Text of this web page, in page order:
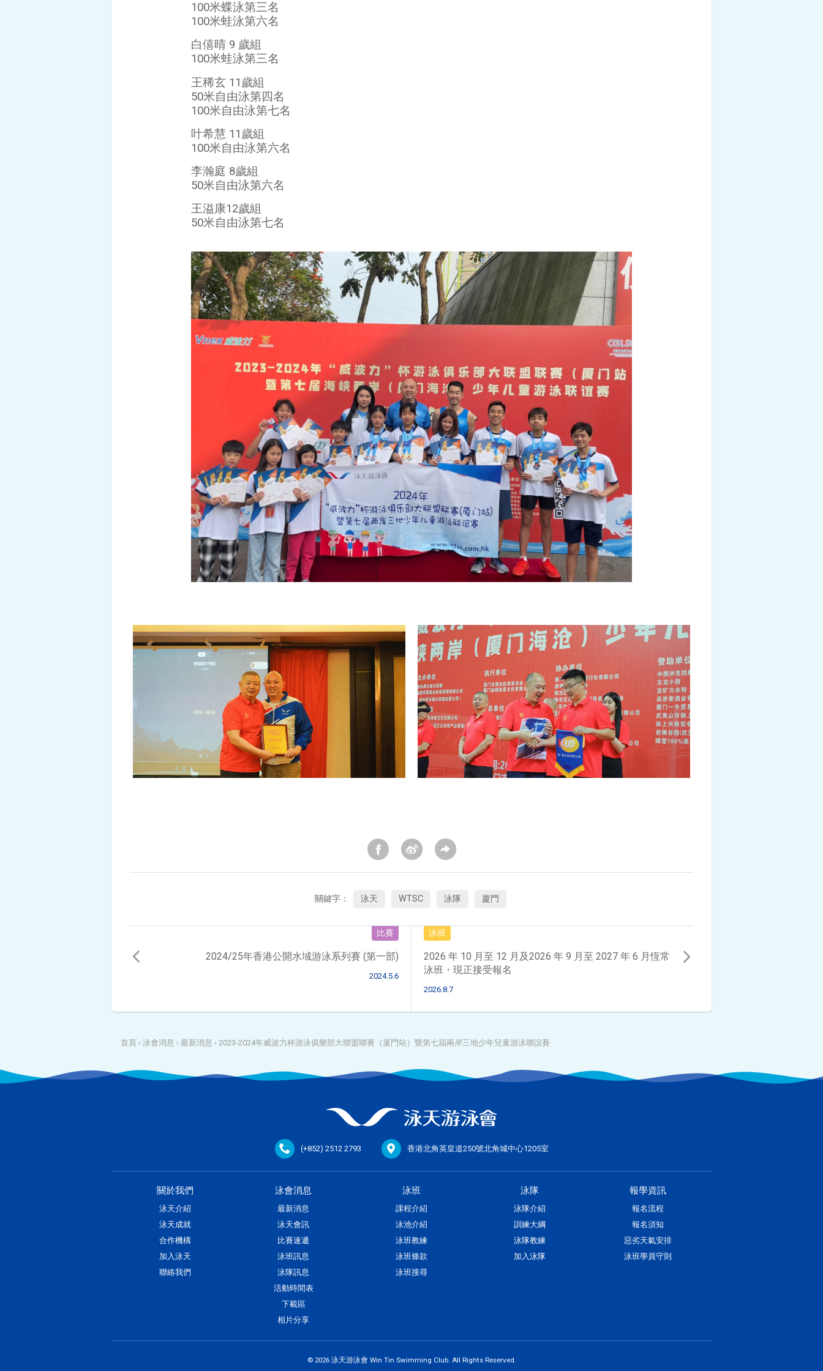
100米蝶泳第三名
100米蛙泳第六名
白僖晴 9 歲組
100米蛙泳第三名
王稀玄 11歲組
50米自由泳第四名
100米自由泳第七名
叶希慧 11歲組
100米自由泳第六名
李瀚庭 8歲組
50米自由泳第六名
王溢康12歲組
50米自由泳第七名
關鍵字： 泳天 WTSC 泳隊 廈門
比賽
2024/25年香港公開水域游泳系列賽 (第一部)
2024.5.6
泳班
2026 年 10 月至 12 月及2026 年 9 月至 2027 年 6 月恆常
泳班・現正接受報名
2026.8.7
首頁 › 泳會消息 › 最新消息 › 2023-2024年威波力杯游泳俱樂部大聯盟聯賽（厦門站）暨第七屆兩岸三地少年兒童游泳聯誼賽
(+852) 2512 2793 香港北角英皇道250號北角城中心1205室
關於我們
泳天介紹
泳天成就
合作機構
加入泳天
聯絡我們
泳會消息
最新消息
泳天會訊
比賽速遞
泳班訊息
泳隊訊息
活動時間表
下載區
相片分享
泳班
課程介紹
泳池介紹
泳班教練
泳班條款
泳班搜尋
泳隊
泳隊介紹
訓練大綱
泳隊教練
加入泳隊
報學資訊
報名流程
報名須知
惡劣天氣安排
泳班學員守則
© 2026 泳天游泳會 Win Tin Swimming Club. All Rights Reserved.